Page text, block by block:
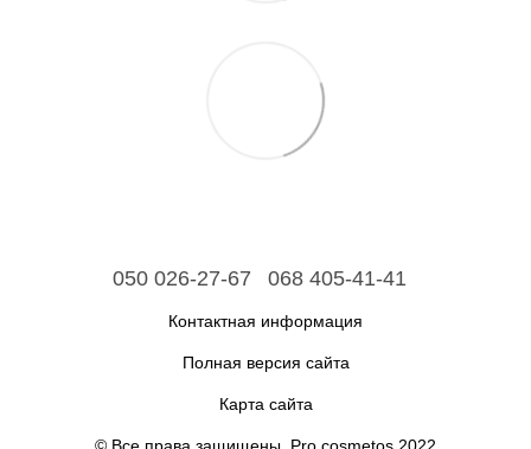
050 026-27-67 068 405-41-41
Контактная информация
Полная версия сайта
Карта сайта
© Все права защищены. Pro.cosmetos 2022